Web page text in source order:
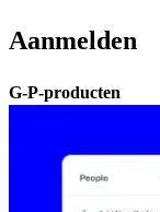
Aanmelden​​
G-P-producten​​